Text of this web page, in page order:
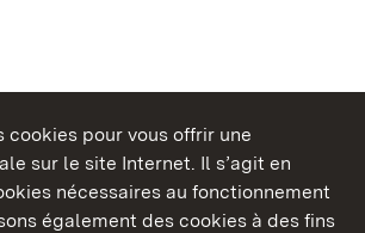
cookies pour vous offrir une
sur le site Internet. Il s’agit en
nécessaires au fonctionnement
également des cookies à des fins
publics du Bade-Wurtemberg